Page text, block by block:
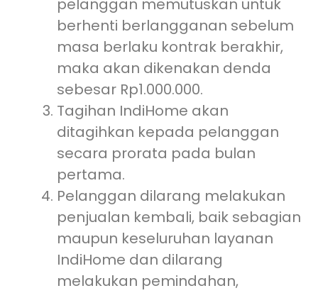
pelanggan memutuskan untuk
berhenti berlangganan sebelum
masa berlaku kontrak berakhir,
maka akan dikenakan denda
sebesar Rp1.000.000.
Tagihan IndiHome akan
ditagihkan kepada pelanggan
secara prorata pada bulan
pertama.
Pelanggan dilarang melakukan
penjualan kembali, baik sebagian
maupun keseluruhan layanan
IndiHome dan dilarang
melakukan pemindahan,